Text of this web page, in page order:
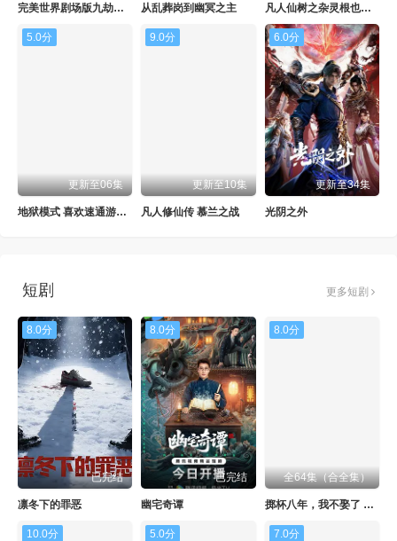
​完美世界剧场版九劫焚天​ 从乱葬岗到幽冥之主 凡人仙树之杂灵根也能修仙
5.0分
更新至06集
地狱模式 喜欢速通游戏的玩家在废设定异世界无双第二季
9.0分
更新至10集
凡人修仙传 慕兰之战
6.0分
更新至34集
光阴之外
短剧 更多短剧
8.0分
已完结
凛冬下的罪恶
8.0分
已完结
幽宅奇谭
8.0分
全64集（合全集）
掷杯八年，我不娶了 Ai漫剧
10.0分 5.0分 7.0分